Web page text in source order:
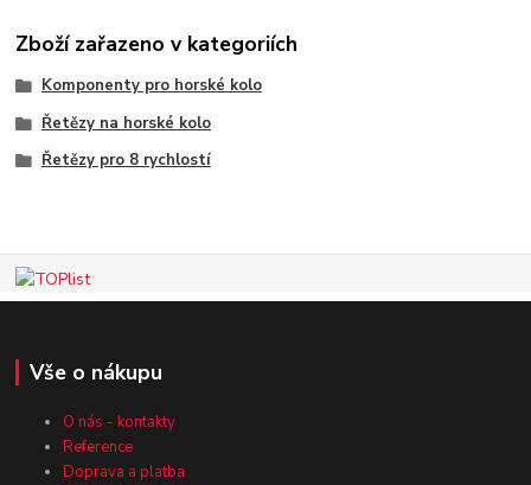
Zboží zařazeno v kategoriích
Komponenty pro horské kolo
Řetězy na horské kolo
Řetězy pro 8 rychlostí
Vše o nákupu
O nás - kontakty
Reference
Doprava a platba